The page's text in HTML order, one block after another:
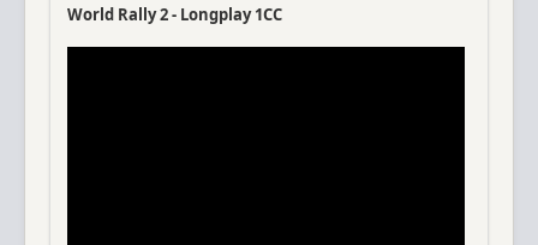
World Rally 2 - Longplay 1CC